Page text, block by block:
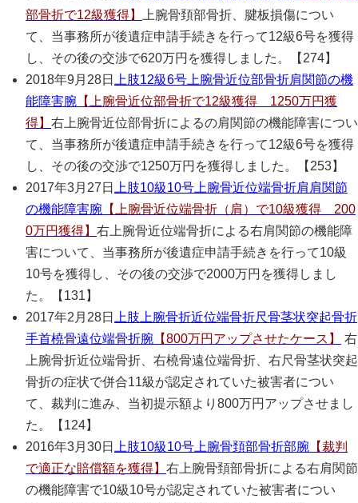
部骨折で12級獲得】
上腕骨頚部骨折、腱板損傷につい
て、当事務所が後遺症申請手続きを行って12級6号を獲得
し、その後の交渉で620万円を獲得しました。【274】
2018年9月28日
上肢12級6号 上腕骨近位部骨折肩関節の機
能障害腕 【上腕骨近位部骨折で12級獲得 1250万円獲
得】 右上腕骨近位部骨折によるの肩関節の機能障害につい
て、当事務所が後遺症申請手続きを行って12級6号を獲得
し、その後の交渉で1250万円を獲得しました。【253】
2017年3月27日
上肢10級10号 上腕骨近位端骨折肩 肩関節
の機能障害腕 【上腕骨近位端骨折（肩）で10級獲得 200
0万円獲得】 右上腕骨近位端骨折による右肩関節の機能障
害について、当事務所が後遺症申請手続きを行って10級
10号を獲得し、その後の交渉で2000万円を獲得しまし
た。【131】
2017年2月28日
上肢 上腕骨折近位端骨折尺骨茎状突起骨折
手首橈骨遠位端骨折腕 【800万円アップさせたケース】
右
上腕骨折近位端骨折、右橈骨遠位端骨折、右尺骨茎状突起
骨折の症状で併合11級が認定されていた被害者につい
て、裁判に進み、当初提示額より800万円アップさせまし
た。【124】
2016年3月30日
上肢10級10号 上腕骨頚部骨折部腕 【裁判
で適正な賠償額を獲得】 右上腕骨頚部骨折による右肩関節
の機能障害で10級10号が認定されていた被害者につい